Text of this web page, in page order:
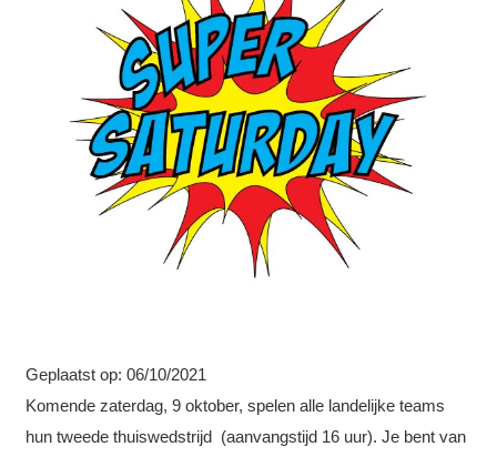
Geplaatst op: 06/10/2021
Komende zaterdag, 9 oktober, spelen alle landelijke teams
hun tweede thuiswedstrijd (aanvangstijd 16 uur). Je bent van